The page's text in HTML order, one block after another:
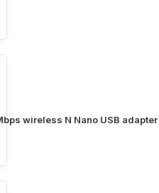
wireless N Nano USB adapter